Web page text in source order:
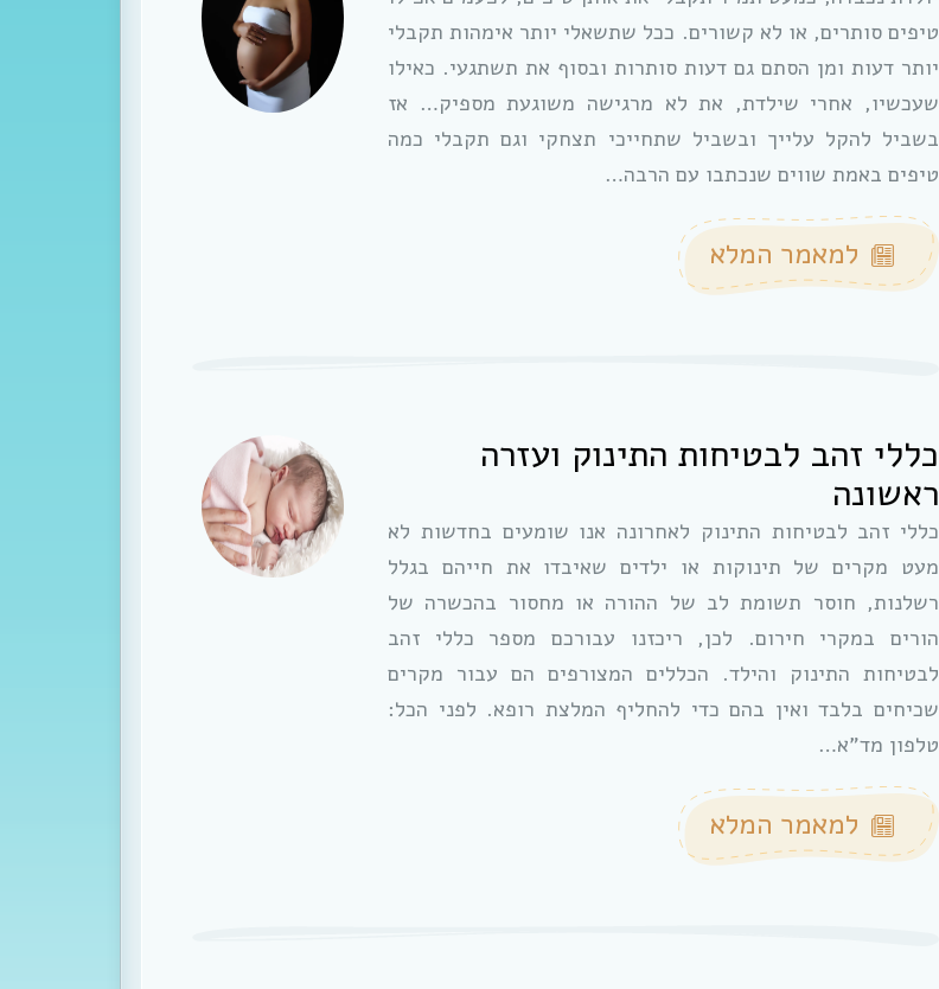
טיפים סותרים, או לא קשורים. ככל שתשאלי יותר אימהות תקבלי
יותר דעות ומן הסתם גם דעות סותרות ובסוף את תשתגעי. כאילו
שעכשיו, אחרי שילדת, את לא מרגישה משוגעת מספיק… אז
בשביל להקל עלייך ובשביל שתחייכי תצחקי וגם תקבלי כמה
טיפים באמת שווים שנכתבו עם הרבה…
למאמר המלא
כללי זהב לבטיחות התינוק ועזרה
ראשונה
כללי זהב לבטיחות התינוק לאחרונה אנו שומעים בחדשות לא
מעט מקרים של תינוקות או ילדים שאיבדו את חייהם בגלל
רשלנות, חוסר תשומת לב של ההורה או מחסור בהכשרה של
הורים במקרי חירום. לכן, ריכזנו עבורכם מספר כללי זהב
לבטיחות התינוק והילד. הכללים המצורפים הם עבור מקרים
שכיחים בלבד ואין בהם כדי להחליף המלצת רופא. לפני הכל:
טלפון מד”א…
למאמר המלא